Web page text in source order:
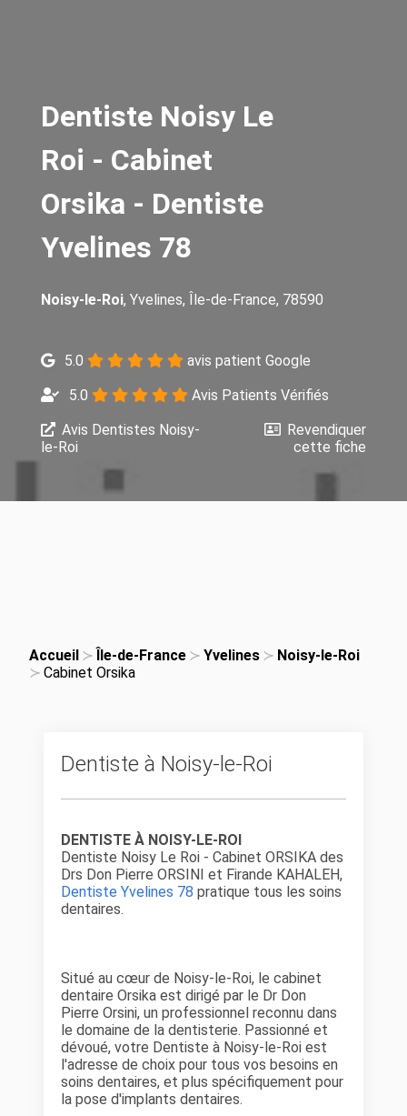
Dentiste Noisy Le
Roi - Cabinet
Orsika - Dentiste
Yvelines 78
Noisy-le-Roi, Yvelines, Île-de-France, 78590
5.0
avis patient Google
5.0
Avis Patients Vérifiés
Avis Dentistes Noisy-
le-Roi
Revendiquer
cette fiche
Accueil Île-de-France Yvelines
Noisy-le-Roi
Cabinet Orsika
Dentiste à Noisy-le-Roi
DENTISTE À NOISY-LE-ROI
Dentiste Noisy Le Roi - Cabinet ORSIKA des
Drs Don Pierre ORSINI et Firande KAHALEH,
Dentiste Yvelines 78 pratique tous les soins
dentaires.
Situé au cœur de Noisy-le-Roi, le cabinet
dentaire Orsika est dirigé par le Dr Don
Pierre Orsini, un professionnel reconnu dans
le domaine de la dentisterie. Passionné et
dévoué, votre Dentiste à Noisy-le-Roi est
l'adresse de choix pour tous vos besoins en
soins dentaires, et plus spécifiquement pour
la pose d'implants dentaires.